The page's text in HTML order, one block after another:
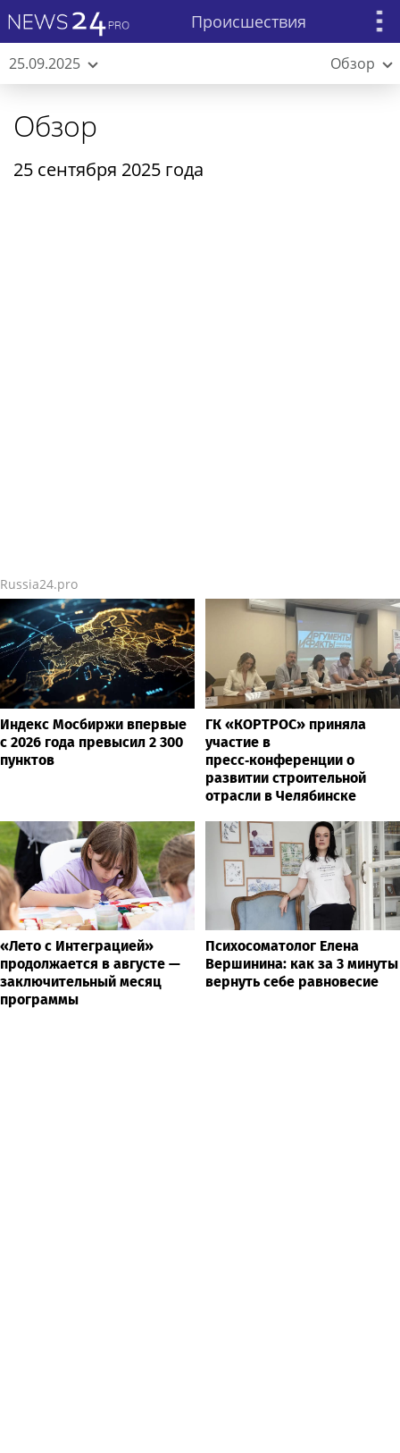
Происшествия
25.09.2025 Обзор
Обзор
25 сентября 2025 года
Russia24.pro
Индекс Мосбиржи впервые
с 2026 года превысил 2 300
пунктов
ГК «КОРТРОС» приняла
участие в
пресс‑конференции о
развитии строительной
отрасли в Челябинске
«Лето с Интеграцией»
продолжается в августе —
заключительный месяц
программы
Психосоматолог Елена
Вершинина: как за 3 минуты
вернуть себе равновесие